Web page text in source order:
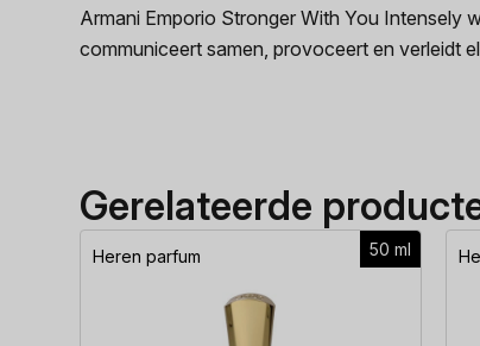
Armani Emporio Stronger With You Intensely
communiceert samen, provoceert en verleidt
Gerelateerde
50 ml
Heren parfum